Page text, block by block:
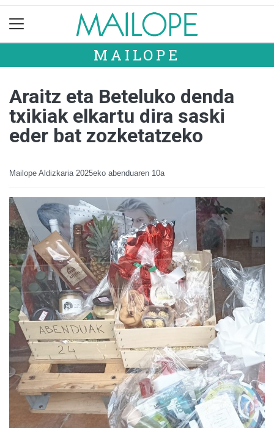
MAILOPE
Araitz eta Beteluko denda
txikiak elkartu dira saski
eder bat zozketatzeko
Mailope Aldizkaria 2025eko abenduaren 10a